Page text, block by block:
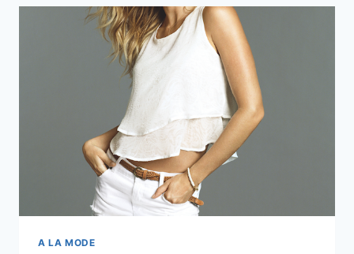
HACER
TUS
COMPRAS
NAVIDEÑAS
CYBER
MONDAY
A LA MODE